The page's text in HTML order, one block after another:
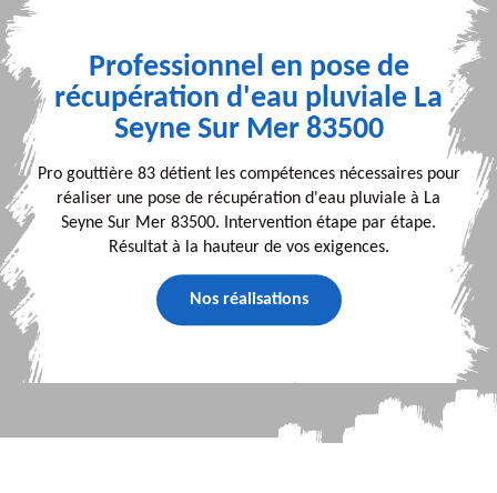
Professionnel en pose de
récupération d'eau pluviale La
Seyne Sur Mer 83500
Pro gouttière 83 détient les compétences nécessaires pour
réaliser une pose de récupération d'eau pluviale à La
Seyne Sur Mer 83500. Intervention étape par étape.
Résultat à la hauteur de vos exigences.
Nos réalisations